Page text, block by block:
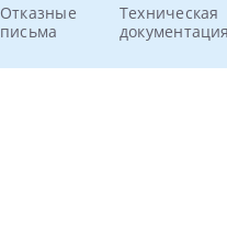
Отказные
письма
Техническая
документация